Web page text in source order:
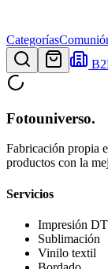
Categorías
Fotouniverso.
Fabricación propia
productos con la
Servicios
Impresión
Sublimación
Vinilo textil